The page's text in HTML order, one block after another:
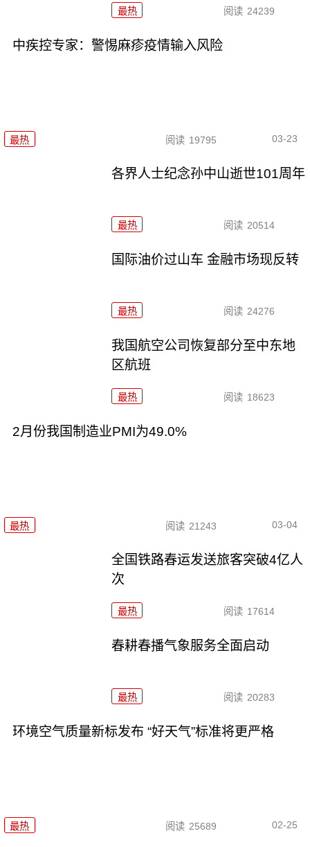
最热 阅读 24239
中疾控专家：警惕麻疹疫情输入风险
最热 阅读 19795 03-23
各界人士纪念孙中山逝世101周年
最热 阅读 20514
国际油价过山车 金融市场现反转
最热 阅读 24276
我国航空公司恢复部分至中东地
区航班
最热 阅读 18623
2月份我国制造业PMI为49.0%
最热 阅读 21243 03-04
全国铁路春运发送旅客突破4亿人
次
最热 阅读 17614
春耕春播气象服务全面启动
最热 阅读 20283
环境空气质量新标发布 “好天气”标准将更严格
最热 阅读 25689 02-25